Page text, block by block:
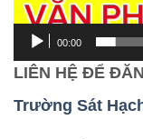
00:00
LIÊN HỆ ĐỂ
Trường Sát